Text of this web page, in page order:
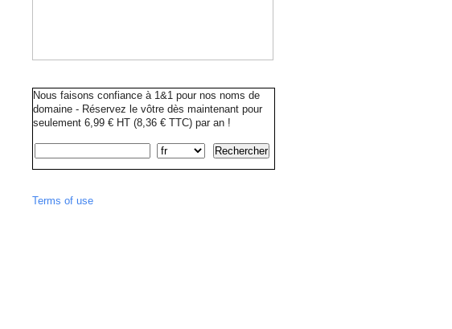
Nous faisons confiance à 1&1 pour nos noms de
domaine - Réservez le vôtre dès maintenant pour
seulement 6,99 € HT (8,36 € TTC) par an !
Terms of use